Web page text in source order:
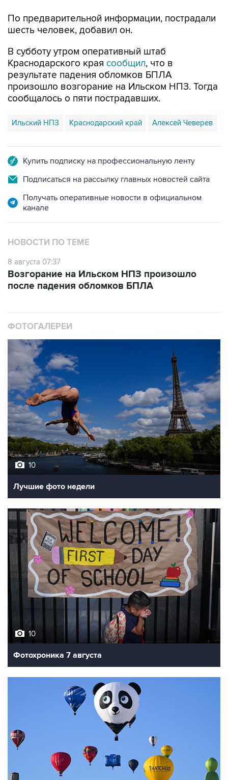
По предварительной информации, пострадали
шесть человек, добавил он.
В субботу утром оперативный штаб
Краснодарского края сообщил, что в
результате падения обломков БПЛА
произошло возгорание на Ильском НПЗ. Тогда
сообщалось о пяти пострадавших.
Ильский НПЗ Краснодарский край Алексей Чеверев
Купить подписку на профессиональную ленту
Подписаться на рассылку главных новостей сайта
Получать оперативные новости в официальном
канале
НОВОСТИ ПО ТЕМЕ
8 августа 07:37
Возгорание на Ильском НПЗ произошло
после падения обломков БПЛА
ФОТОГАЛЕРЕИ
10
Лучшие фото недели
10
Фотохроника 7 августа